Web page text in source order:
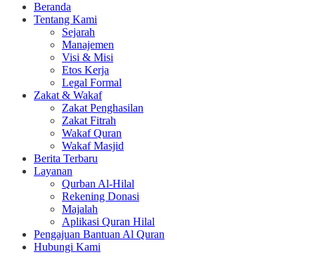
Beranda
Tentang Kami
Sejarah
Manajemen
Visi & Misi
Etos Kerja
Legal Formal
Zakat & Wakaf
Zakat Penghasilan
Zakat Fitrah
Wakaf Quran
Wakaf Masjid
Berita Terbaru
Layanan
Qurban Al-Hilal
Rekening Donasi
Majalah
Aplikasi Quran Hilal
Pengajuan Bantuan Al Quran
Hubungi Kami